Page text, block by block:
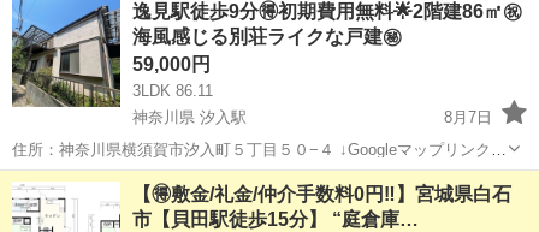
逸見駅徒歩9分🉐初期費用無料🌟2階建86㎡㊗️
海風感じる別荘ライクな戸建㊙️
59,000円
3LDK 86.11
神奈川県 汐入駅
8月7日
住所：神奈川県横須賀市汐入町５丁目５０−４ ↓Googleマップリンク↓
https://goo.gl/maps/o2Nq6N3Vdej5aEWv6 家賃：59,000円 敷金礼金：
なし 仲介手数料：なし ...
神奈川 横須賀市 汐入駅 一戸建て 物件
【🉐敷金/礼金/仲介手数料0円‼️】宮城県白石
市【貝田駅徒歩15分】 “庭倉庫…